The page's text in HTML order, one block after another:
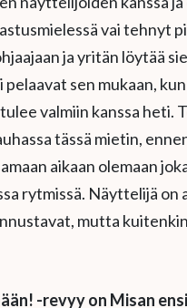
vai tehnyt
ja yritän löytää
sen mukaan,
valmiin kanssa heti.
tässä mietin,
aikaan olemaan
rytmissä. Näyttelijä on
mutta
-revyy on Misan